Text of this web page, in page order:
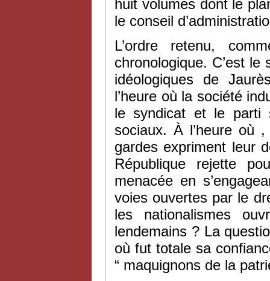
huit volumes dont le
le conseil
L’ordre retenu,
chronologique. C’est
idéologiques de
l’heure où la société
le syndicat et le parti
sociaux. À l’heure où
gardes expriment leur
République rejette
menacée en
voies ouvertes par le
les nationalismes
lendemains ? La
où fut totale sa
“ maquignons de la